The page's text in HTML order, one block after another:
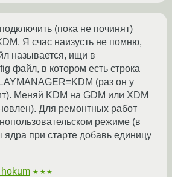
(пока не починят)
Я счас наизусть не помню,
называется, ищи в
файл, в котором есть строка
(раз он у
Меняй KDM на GDM или XDM
Для ремонтных работ
режиме (в
ядра при старте добавь единицу
★★★